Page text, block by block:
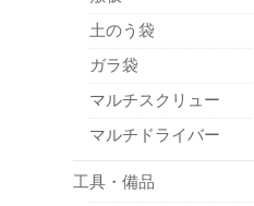
土のう袋
ガラ袋
マルチスクリュー
マルチドライバー
工具・備品